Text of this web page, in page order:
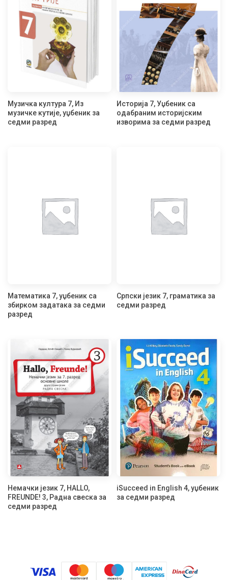
Музичка култура 7, Из
музичке кутије, уџбеник за
седми разред
Историја 7, Уџбеник са
одабраним историјским
изворима за седми разред
Математика 7, уџбеник са
збирком задатака за седми
разред
Српски језик 7, граматика за
седми разред
Немачки језик 7, HALLO,
FREUNDE! 3, Радна свеска за
седми разред
iSucceed in English 4, уџбеник
за седми разред